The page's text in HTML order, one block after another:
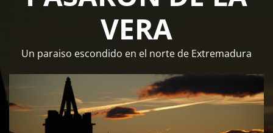
VERA
Un paraiso escondido en el norte de Extremadura